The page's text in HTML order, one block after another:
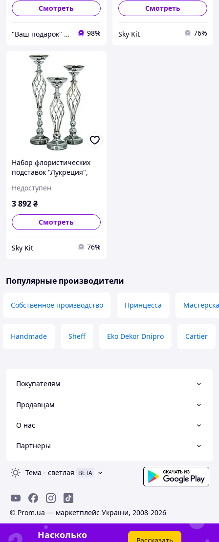
Смотреть
"Ваш подарок" Перед заказом уточняйте наличие и срок доставки 98%
Смотреть
Sky Kit 76%
Набор флористических
подставок "Лукреция",
Недоступен
3 892₴
Смотреть
Sky Kit 76%
Популярные производители
Собственное производство Принцесса
Handmade Sheff Eko Dekor Dnipro Cartier
Покупателям
Продавцам
О нас
Партнеры
Тема - светлая BETA
© Prom.ua — маркетплейс України, 2008-2026
Насколько